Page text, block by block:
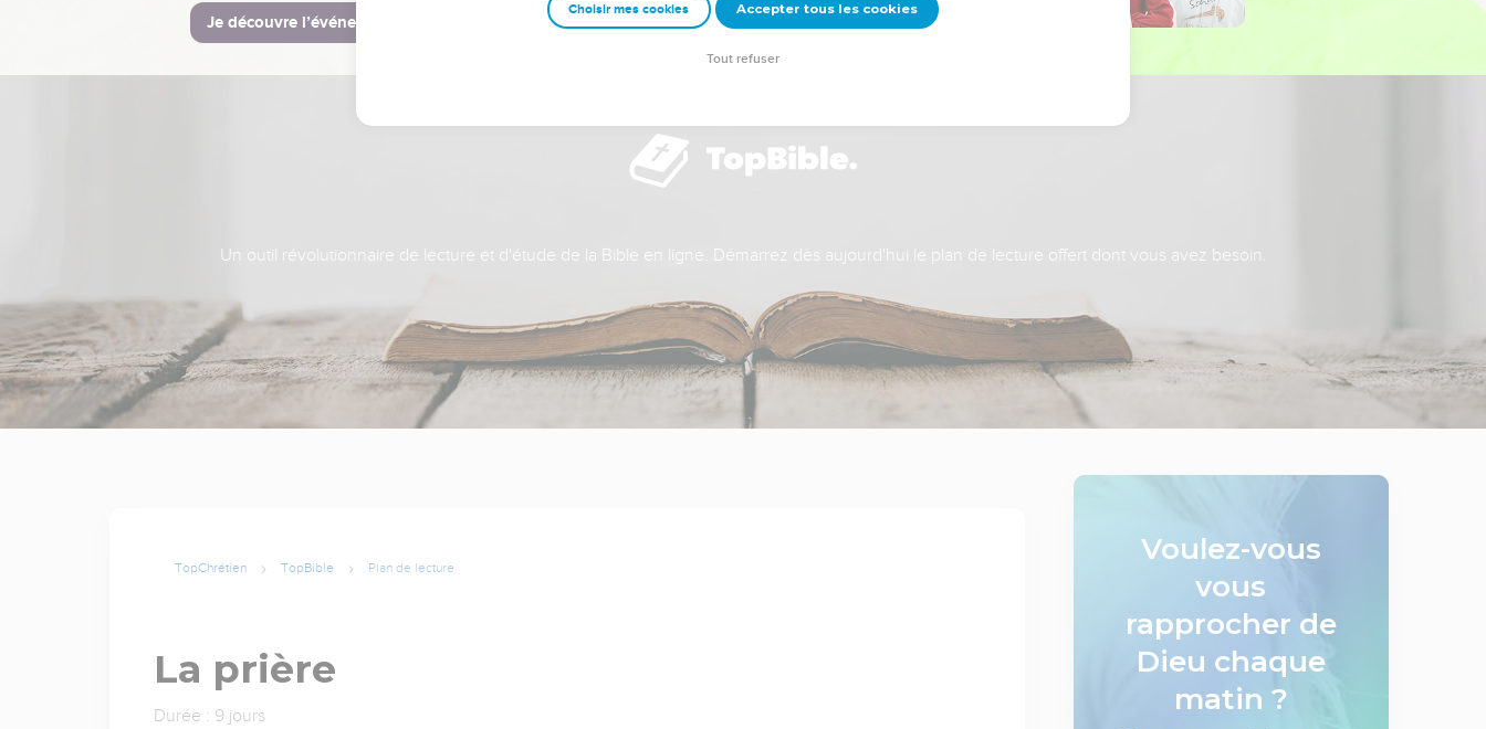
Je découvre l’événement
Un outil révolutionnaire de lecture et d'étude de la Bible en ligne. Démarrez dès aujourd'hui le plan de lecture offert dont vous avez besoin.
TopChrétien TopBible Plan de lecture
La prière
Durée : 9 jours
Voulez-vous
vous
rapprocher de
Dieu chaque
matin ?
Choisir mes cookies Accepter tous les cookies
Tout refuser